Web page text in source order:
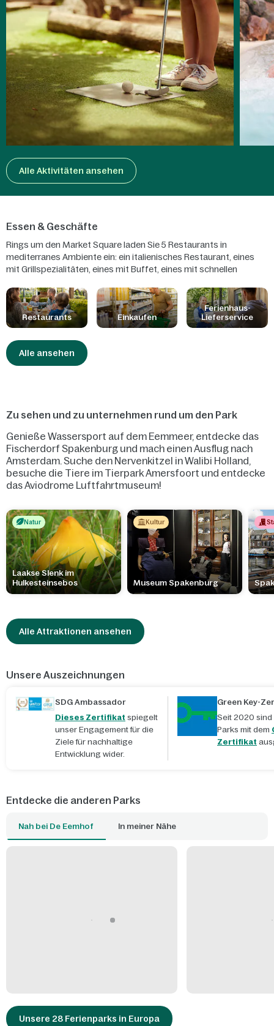
Alle Aktivitäten ansehen
Essen & Geschäfte
Rings um den Market Square laden Sie 5 Restaurants in
mediterranes Ambiente ein: ein italienisches Restaurant, eines
mit Grillspezialitäten, eines mit Buffet, eines mit schnellen
einkaufen, sich eine Pizza bestellen und sich ein Frühstück oder
Table-Cooking-Paket ins Ferienhaus liefern lassen. Wir tun unser
Bestes, damit sich die Kinder in allen unseren Restaurants
wohlfühlen und Spaß haben. Wir achten besonders auf Ihre
Allergien und Ernährungseinschränkungen. Zögern Sie nicht,
unsere Mitarbeiter für weitere Informationen zu fragen.
Restaurants Einkaufen
Ferienhaus-
Lieferservice
Alle ansehen
Zu sehen und zu unternehmen rund um den Park
Genieße Wassersport auf dem Eemmeer, entdecke das
Fischerdorf Spakenburg und mach einen Ausflug nach
Amsterdam. Suche den Nervenkitzel in Walibi Holland,
besuche die Tiere im Tierpark Amersfoort und entdecke
das Aviodrome Luftfahrtmuseum!
Natur
Laakse Slenk im
Hulkesteinsebos
Kultur
Museum Spakenburg
Alle Attraktionen ansehen
Unsere Auszeichnungen
SDG Ambassador
Dieses Zertifikat spiegelt
unser Engagement für die
Ziele für nachhaltige
Entwicklung wider.
Green Key-
Seit 2020
Parks mit dem
Zertifikat
Entdecke die anderen Parks
Nah bei De Eemhof In meiner Nähe
Unsere 28 Ferienparks in Europa